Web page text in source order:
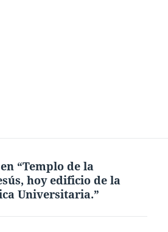
“Templo de la
hoy edificio de la
Universitaria.”